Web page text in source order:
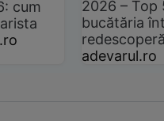
cum
2026 –
bucătăria
adevarul.ro